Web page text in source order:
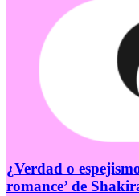
¿Verdad o
romance’ de